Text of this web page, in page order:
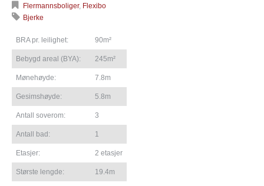
Flermannsboliger, Flexibo
Bjerke
BRA pr. leilighet: 90m²
Bebygd areal (BYA): 245m²
Mønehøyde: 7.8m
Gesimshøyde: 5.8m
Antall soverom: 3
Antall bad: 1
Etasjer: 2 etasjer
Største lengde: 19.4m